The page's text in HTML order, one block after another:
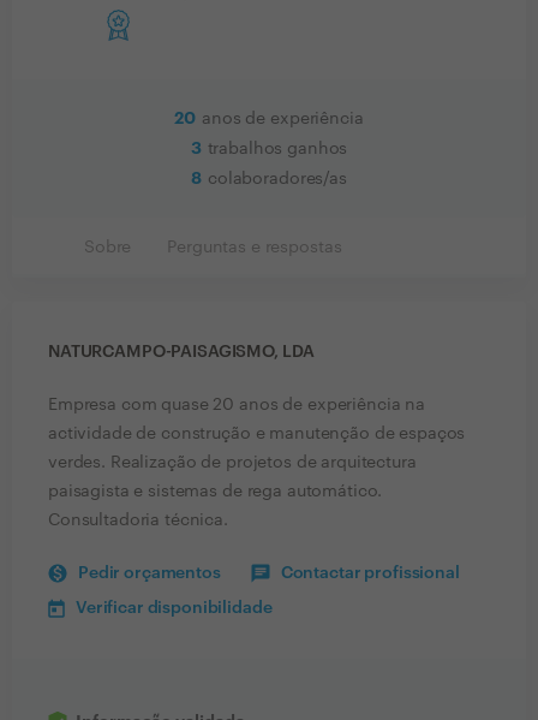
20 anos de experiência
3 trabalhos ganhos
8 colaboradores/as
Sobre Perguntas e respostas
NATURCAMPO-PAISAGISMO, LDA
Empresa com quase 20 anos de experiência na
actividade de construção e manutenção de espaços
verdes. Realização de projetos de arquitectura
paisagista e sistemas de rega automático.
Consultadoria técnica.
Pedir orçamentos Contactar profissional
Verificar disponibilidade